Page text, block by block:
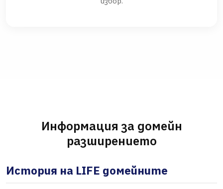
Информация за домейн
разширението
История на LIFE домейните